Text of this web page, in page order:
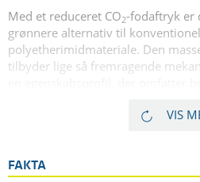
Med et reduceret CO2-fodaftryk er
grønnere alternativ til
polyetherimidmateriale. Den
tilbyder lige så fremragende
sikrer det en forholdsvis høj VIS
FAKTA